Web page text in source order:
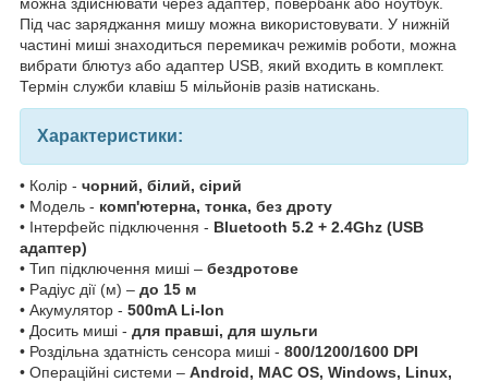
Під час заряджання мишу можна використовувати. У нижній
частині миші знаходиться перемикач режимів роботи, можна
вибрати блютуз або адаптер USB, який входить в комплект.
Термін служби клавіш 5 мільйонів разів натискань.
Характеристики:
• Колір - чорний, білий, сірий
• Модель - комп'ютерна, тонка, без дроту
• Інтерфейс підключення - Bluetooth 5.2 + 2.4Ghz (USB
адаптер)
• Тип підключення миші – бездротове
• Радіус дії (м) – до 15 м
• Акумулятор - 500mA Li-Ion
• Досить миші - для правші, для шульги
• Роздільна здатність сенсора миші - 800/1200/1600 DPI
• Операційні системи – Android, MAC OS, Windows, Linux,